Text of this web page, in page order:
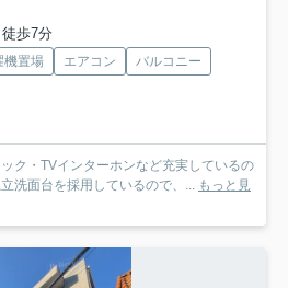
歩7分
機置場 エアコン
バルコニー
ク・TVインターホンなど充実しているの
洗面台を採用しているので、... もっと見